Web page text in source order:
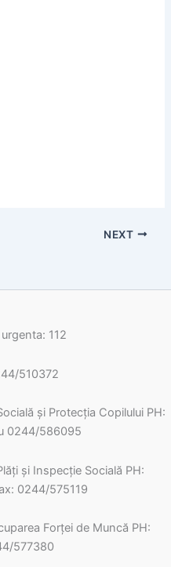
NEXT
112
510372
și Protecția Copilului PH:
0244/586095
și Inspecție Socială PH:
0244/575119
Forţei de Muncă PH:
577380